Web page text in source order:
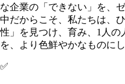
な企業の「できない」を、
中だからこそ、私たちは、
性」を見つけ、育み、1人の
を、より色鮮やかなものにし
✅